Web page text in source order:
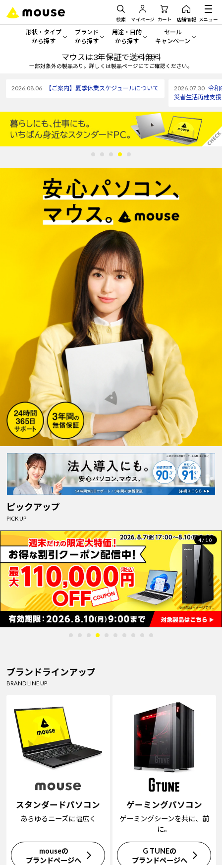
検索 マイページ カート 店舗情報 メニュー
形状・タイプ
から探す
形状・タイプから探す をすべてみる
タブレット
ワークステーション
Windows 11|Copilot+ PC
ブランド
から探す
mouse
DAIV
iiyama
Windows 11
用途・目的
から探す
一般向けパソコン
ビジネス向けパソコン
学習向けパソコン
スペック/パーツ別
Windows 11
セール
キャンペーン
セール・キャンペー
人気モデルが期間限定・お
アウトレットパソコン
すべて新品の旧モデル製品
Windows 11
マウスは3年保証で送料無料
一部対象外の製品あり。詳しくは製品ページにてご確認ください。
2026.08.06 【ご案内】夏季休業スケジュールについて 2026.07.30 令和
災者生活再建支
ピックアップ
PICK UP
4/10
ブランドラインアップ
BRAND LINE UP
スタンダードパソコン
あらゆるニーズに幅広く
mouseの
ブランドページへ
ゲーミングパソコン
ゲーミングシーンを共に、前
に。
G TUNEの
ブランドページへ